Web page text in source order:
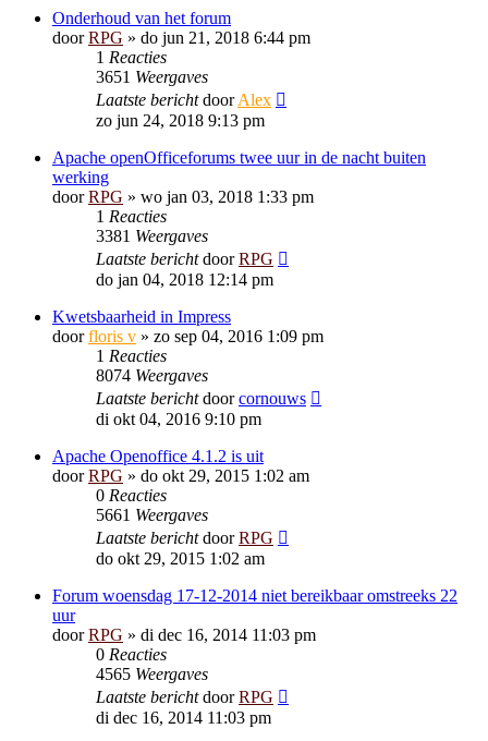
Onderhoud van het forum
doorRPG » do jun 21, 2018 6:44 pm
1 Reacties
3651 Weergaves
Laatste berichtdoorAlex
zo jun 24, 2018 9:13 pm
Apache openOfficeforums twee uur in de nacht buiten
werking
doorRPG » wo jan 03, 2018 1:33 pm
1 Reacties
3381 Weergaves
Laatste berichtdoorRPG
do jan 04, 2018 12:14 pm
Kwetsbaarheid in Impress
doorfloris v » zo sep 04, 2016 1:09 pm
1 Reacties
8074 Weergaves
Laatste berichtdoorcornouws
di okt 04, 2016 9:10 pm
Apache Openoffice 4.1.2 is uit
doorRPG » do okt 29, 2015 1:02 am
0 Reacties
5661 Weergaves
Laatste berichtdoorRPG
do okt 29, 2015 1:02 am
Forum woensdag 17-12-2014 niet bereikbaar omstreeks 22
uur
doorRPG » di dec 16, 2014 11:03 pm
0 Reacties
4565 Weergaves
Laatste berichtdoorRPG
di dec 16, 2014 11:03 pm